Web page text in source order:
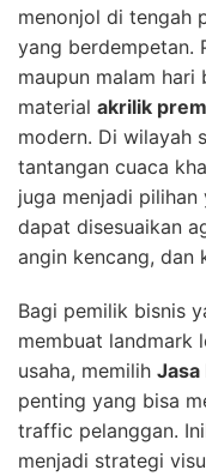
menonjol di tengah
yang berdempetan.
maupun malam
material akrilik
modern. Di wilayah
tantangan cuaca
juga menjadi
dapat disesuaikan
angin kencang, dan
Bagi pemilik bisnis
membuat landmark
usaha, memilih Jasa
penting yang bisa
traffic pelanggan.
menjadi strategi